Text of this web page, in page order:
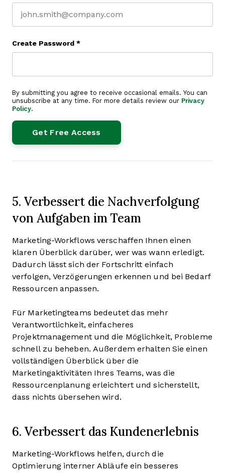
Create Password *
By submitting you agree to receive occasional emails. You can
unsubscribe at any time. For more details review our Privacy
Policy.
5. Verbessert die Nachverfolgung
von Aufgaben im Team
Marketing-Workflows verschaffen Ihnen einen
klaren Überblick darüber, wer was wann erledigt.
Dadurch lässt sich der Fortschritt einfach
verfolgen, Verzögerungen erkennen und bei Bedarf
Ressourcen anpassen.
Für Marketingteams bedeutet das mehr
Verantwortlichkeit, einfacheres
Projektmanagement und die Möglichkeit, Probleme
schnell zu beheben. Außerdem erhalten Sie einen
vollständigen Überblick über die
Marketingaktivitäten Ihres Teams, was die
Ressourcenplanung erleichtert und sicherstellt,
dass nichts übersehen wird.
6. Verbessert das Kundenerlebnis
Marketing-Workflows helfen, durch die
Optimierung interner Abläufe ein besseres